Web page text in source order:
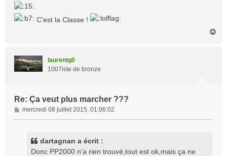
C'est la Classe !
laurentg0
1007iste de bronze
Re: Ça veut plus marcher ???
M
e
mercredi 08 juillet 2015, 01:06:02
dartagnan a écrit :
Donc PP2000 n'a rien trouvé,tout est ok,mais ça ne